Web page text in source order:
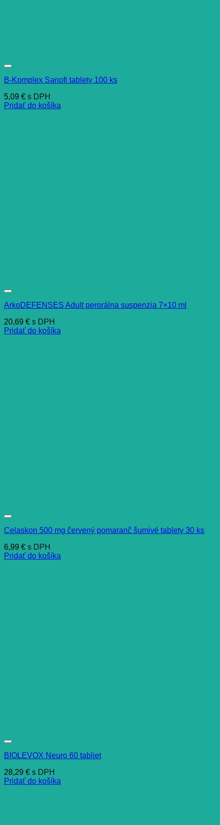
B-Komplex Sanofi tablety 100 ks
5,09 € s DPH
Pridať do košíka
ArkoDEFENSES Adult perorálna suspenzia 7×10 ml
20,69 € s DPH
Pridať do košíka
Celaskon 500 mg červený pomaranč šumivé tablety 30 ks
6,99 € s DPH
Pridať do košíka
BIOLEVOX Neuro 60 tabliet
28,29 € s DPH
Pridať do košíka